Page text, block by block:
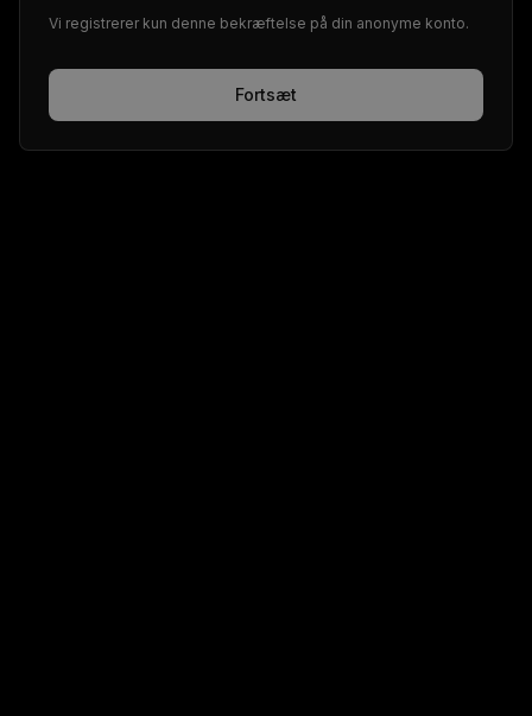
Vi registrerer kun denne bekræftelse på din anonyme konto.
Fortsæt